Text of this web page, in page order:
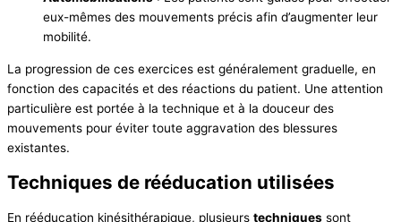
eux-mêmes des mouvements précis afin d’augmenter leur
mobilité.
La progression de ces exercices est généralement graduelle, en
fonction des capacités et des réactions du patient. Une attention
particulière est portée à la technique et à la douceur des
mouvements pour éviter toute aggravation des blessures
existantes.
Techniques de rééducation utilisées
En rééducation kinésithérapique, plusieurs techniques sont